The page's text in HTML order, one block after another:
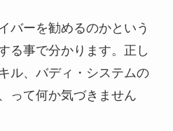
バーを勧めるのかという
る事で分かります。正し
ル、バディ・システムの
って何か気づきません